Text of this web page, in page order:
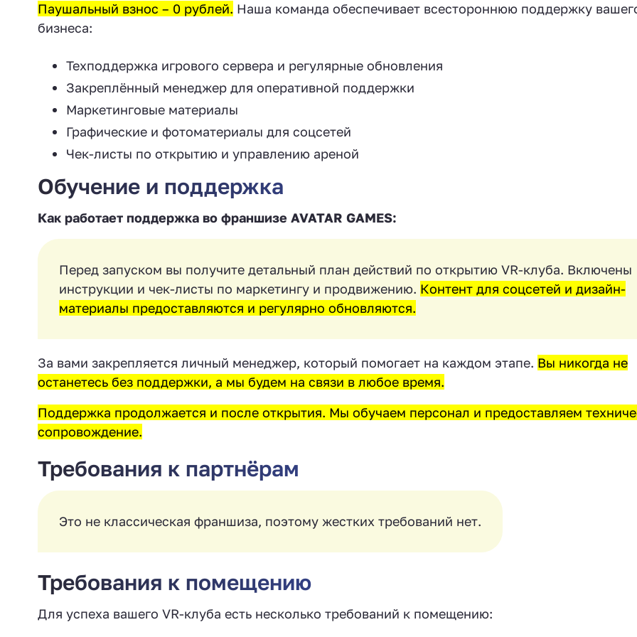
Паушальный взнос – 0 рублей. Наша команда обеспечивает всестороннюю поддержку
бизнеса:
Техподдержка игрового сервера и регулярные обновления
Закреплённый менеджер для оперативной поддержки
Маркетинговые материалы
Графические и фотоматериалы для соцсетей
Чек-листы по открытию и управлению ареной
Обучение и поддержка
Как работает поддержка во франшизе AVATAR GAMES:
Перед запуском вы получите детальный план действий по открытию VR-клуба. Включены
инструкции и чек-листы по маркетингу и продвижению. Контент для соцсетей и дизайн-
материалы предоставляются и регулярно обновляются.
За вами закрепляется личный менеджер, который помогает на каждом этапе. Вы никогда не
останетесь без поддержки, а мы будем на связи в любое время.
Поддержка продолжается и после открытия. Мы обучаем персонал и предоставляем
сопровождение.
Требования к партнёрам
Это не классическая франшиза, поэтому жестких требований нет.
Требования к помещению
Для успеха вашего VR-клуба есть несколько требований к помещению: